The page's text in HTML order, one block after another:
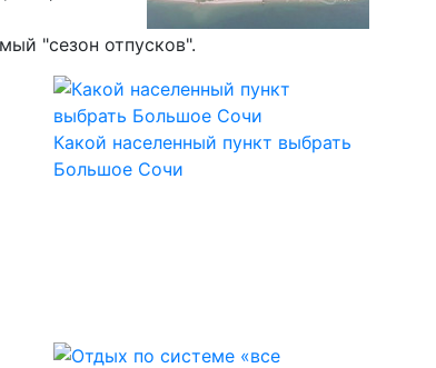
"сезон отпусков".
Какой населенный пункт выбрать
Большое Сочи